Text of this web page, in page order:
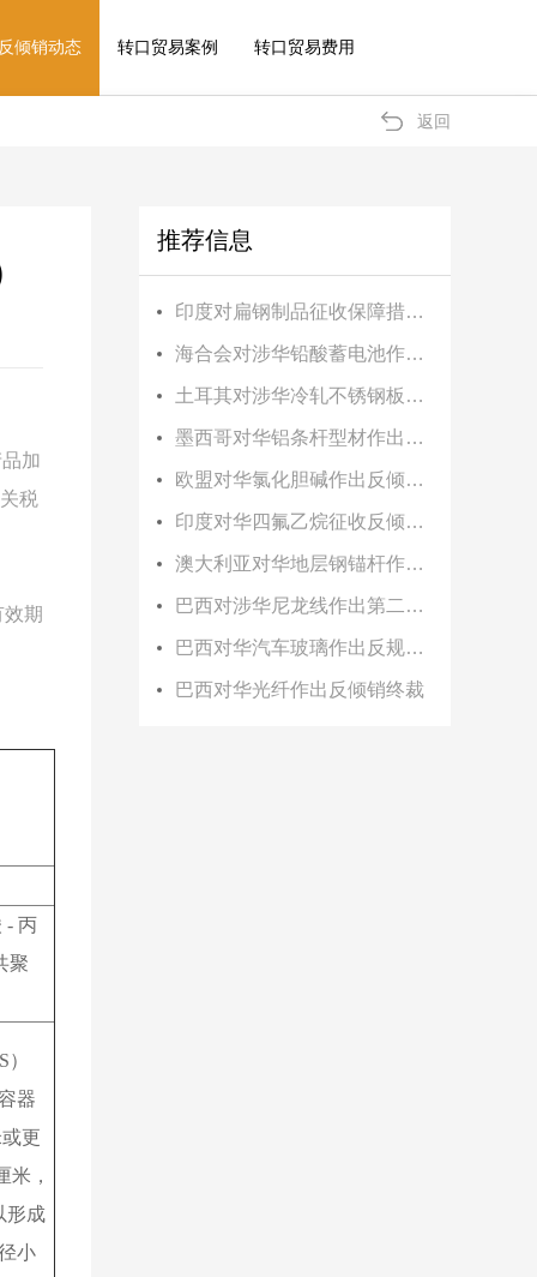
反倾销动态 转口贸易案例 转口贸易费用
返回
加
税
期
- 丙
聚
）
器
更
米，
形成
小
推荐信息
印度对扁钢制品征收保障措施税
海合会对涉华铅酸蓄电池作出反倾销终裁
土耳其对涉华冷轧不锈钢板卷作出反倾销终裁
墨西哥对华铝条杆型材作出反倾销初裁
欧盟对华氯化胆碱作出反倾销终裁
印度对华四氟乙烷征收反倾销税
澳大利亚对华地层钢锚杆作出双反初裁
巴西对涉华尼龙线作出第二次反倾销日落复审终裁
巴西对华汽车玻璃作出反规避终裁
巴西对华光纤作出反倾销终裁